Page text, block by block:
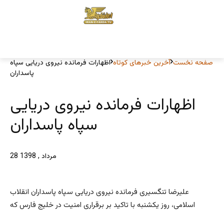
صفحه نخست آخرین خبرهای کوتاه اظهارات فرمانده نیروی دریایی سپاه
پاسداران
اظهارات فرمانده نیروی دریایی
سپاه پاسداران
28 مرداد , 1398
علیرضا تنگسیری فرمانده نیروی دریایی سپاه پاسداران انقلاب
اسلامی، روز یکشنبه با تاکید بر برقراری امنیت در خلیج فارس که